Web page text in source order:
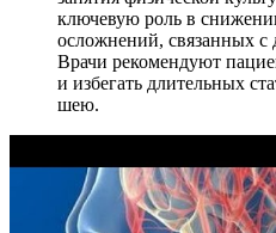
ключевую роль в
осложнений, связанных с
Врачи рекомендуют
и избегать длительных
шею.